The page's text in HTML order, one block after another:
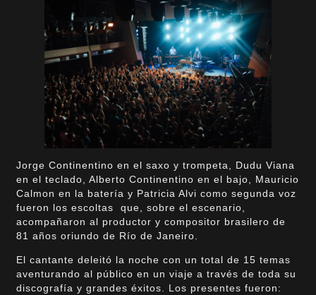
Jorge Continentino en el saxo y trompeta, Dudu Viana
en el teclado, Alberto Continentino en el bajo, Mauricio
Calmon en la batería y Patricia Alvi como segunda voz
fueron los escoltas que, sobre el escenario,
acompañaron al productor y compositor brasilero de
81 años oriundo de Río de Janeiro.
El cantante deleitó la noche con un total de 15 temas
aventurando al público en un viaje a través de toda su
discografía y grandes éxitos. Los presentes fueron: